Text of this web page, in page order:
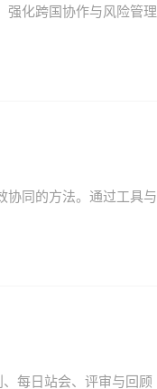
强化跨国协作与风险管理
协同的方法。通过工具与
每日站会、评审与回顾